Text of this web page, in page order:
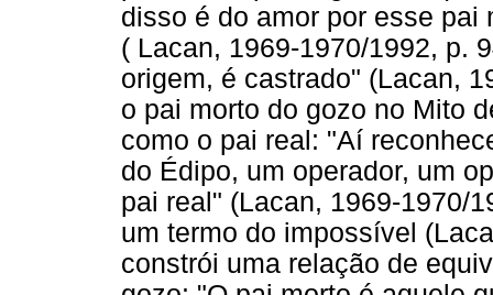
disso é do amor por esse pai
( Lacan, 1969-1970/1992, p.
origem, é castrado" (Lacan,
o pai morto do gozo no Mito
como o pai real: "Aí
do Édipo, um operador, um
pai real" (Lacan, 1969-1970/
um termo do impossível
constrói uma relação de